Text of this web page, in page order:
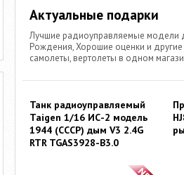
Актуальные подарки
Лучшие радиоуправляемые модели
Рождения, Хорошие оценки и
самолеты, вертолеты в одном
Танк радиоуправляемый
Taigen 1/16 ИС-2 модель
1944 (СССР) дым V3 2.4G
RTR TGAS3928-B3.0